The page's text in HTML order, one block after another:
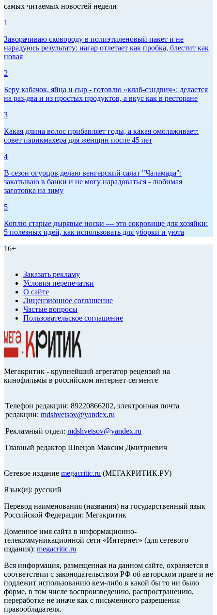
самых читаемых новостей недели
1
Заворачиваю сковороду в полиэтиленовый пакет и не
нарадуюсь результату: нагар отлетает как пробка, блестит как
новая
2
Беру кабачок, яйца и сыр - готовлю «клаб-сэндвич»: делается
на раз-два и из простых продуктов, а вкус как в ресторане
3
Какая длина волос прибавляет годы, а какая омолаживает:
совет парикмахера для женщин после 45 лет
4
В сезон огурцов делаю венгерский салат "Чаламада":
закатываю в банки и не могу нарадоваться - любимая
заготовка на зиму
5
Коплю старые дырявые носки — это сокровище для хозяйки:
5 полезных идей, как использовать для уборки и уюта
16+
Заказать рекламу
Условия перепечатки
О сайте
Лицензионное соглашение
Частые вопросы
Пользовательское соглашение
Мегакритик - крупнейший агрегатор рецензий на
кинофильмы в российском интернет-сегменте
Телефон редакции: 89220866202, электронная почта
редакции: mdshvetsov@yandex.ru
Рекламный отдел: mdshvetsov@yandex.ru
Главный редактор Швецов Максим Дмитриевич
Сетевое издание megacritic.ru (МЕГАКРИТИК.РУ)
Язык(и): русский
Перевод наименования (названия) на государственный язык
Российской Федерации: Мегакритик
Доменное имя сайта в информационно-
телекоммуникационной сети «Интернет» (для сетевого
издания): megacritic.ru
Вся информация, размещенная на данном сайте, охраняется в
соответствии с законодательством РФ об авторском праве и не
подлежит использованию кем-либо в какой бы то ни было
форме, в том числе воспроизведению, распространению,
переработке не иначе как с письменного разрешения
правообладателя.